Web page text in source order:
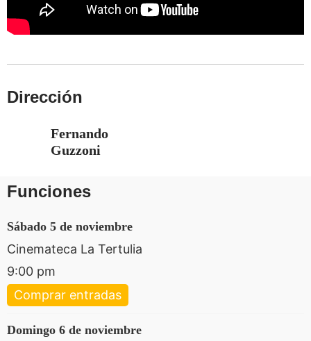
Dirección
Fernando
Guzzoni
Funciones
sábado 5 de noviembre
Cinemateca La Tertulia
9:00 pm
Comprar entradas
domingo 6 de noviembre